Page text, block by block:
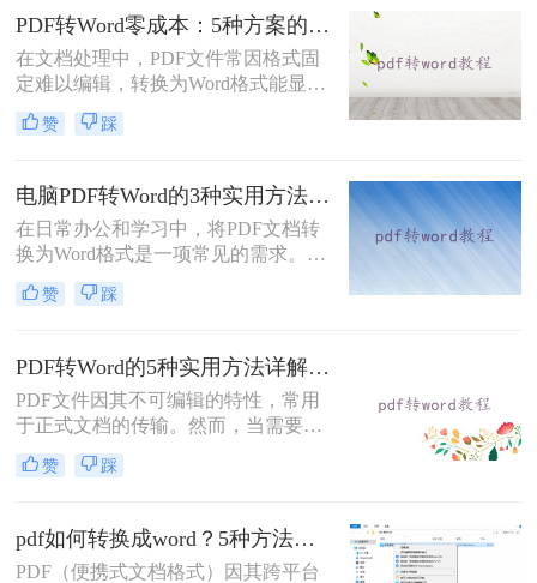
选择最适合的方式。
PDF转Word零成本：5种方案的成本、速度、精度对比！
在文档处理中，PDF文件常因格式固
定难以编辑，转换为Word格式能显著
提升工作效率。然而，市面上许多转
换工具需付费或存在隐私风险，那么
5种完全免费的解决方案。所有方法
均基于官方或开源平台，确保零成
本、无广告、无数据泄露。无需任何
付费，即可实现高质量转换，告别格
式错乱与隐私担忧！
赞 踩
电脑PDF转Word的3种实用方法对比：转换软件、Word内置功能与在线工具详解！
在日常办公和学习中，将PDF文档转
换为Word格式是一项常见的需求。
Word文档因其易于编辑和修改的特点
而备受青睐。那么电脑上pdf怎么转换
换成Word的实用方法。
赞 踩
PDF转Word的5种实用方法详解：含扫描件OCR处理与格式校对指南！
PDF文件因其不可编辑的特性，常用
于正式文档的传输。然而，当需要对
PDF内容进行修改时，将其转换为可
编辑的Word文档是必要的。那么pdf
常见且高效的方法，帮助您快速完成
转换。
赞 踩
pdf如何转换成word？5种方法从免费到编程实测对比！
PDF（便携式文档格式）因其跨平台